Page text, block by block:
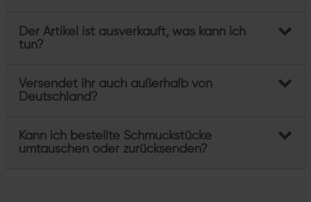
Der Artikel ist ausverkauft, was kann ich
tun?
Versendet ihr auch außerhalb von
Deutschland?
Kann ich bestellte Schmuckstücke
umtauschen oder zurücksenden?